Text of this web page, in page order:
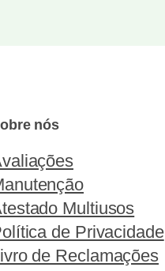
nós
Multiusos
de Privacidade
de Reclamações